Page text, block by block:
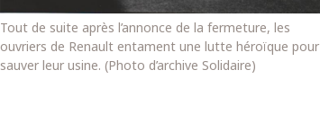
Tout de suite après l’annonce de la fermeture, les
ouvriers de Renault entament une lutte héroïque pour
sauver leur usine. (Photo d’archive Solidaire)